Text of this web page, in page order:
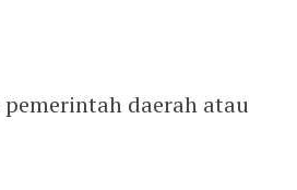
daerah atau